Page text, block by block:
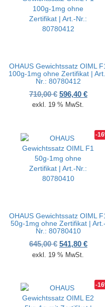
OHAUS Gewichtssatz OIML
100g-1mg ohne Zertifikat |
Nr.: 80780412
710,00€ 596,40 €
exkl. 19 % MwSt.
-
OHAUS Gewichtssatz OIML
50g-1mg ohne Zertifikat | Art.-
Nr.: 80780410
645,00€ 541,80 €
exkl. 19 % MwSt.
-